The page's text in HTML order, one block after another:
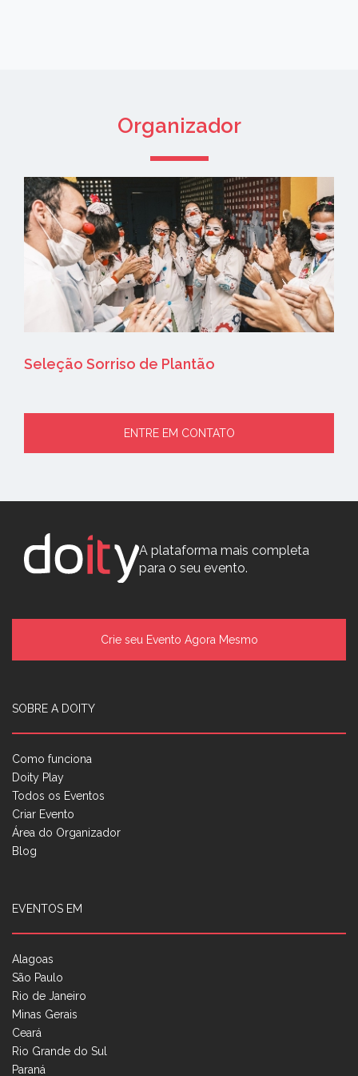
Organizador
Seleção Sorriso de Plantão
ENTRE EM CONTATO
A plataforma mais completa
para o seu evento.
Crie seu Evento Agora Mesmo
SOBRE A DOITY
Como funciona
Doity Play
Todos os Eventos
Criar Evento
Área do Organizador
Blog
EVENTOS EM
Alagoas
São Paulo
Rio de Janeiro
Minas Gerais
Ceará
Rio Grande do Sul
Paraná